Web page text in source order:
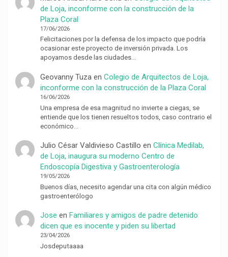
de Loja, inconforme con la construcción de la
Plaza Coral
17/06/2026
Felicitaciones por la defensa de los impacto que podría
ocasionar este proyecto de inversión privada. Los
apoyamos desde las ciudades…
Geovanny Tuzaen Colegio de Arquitectos de Loja,
inconforme con la construcción de la Plaza Coral
16/06/2026
Una empresa de esa magnitud no invierte a ciegas, se
entiende que los tienen resueltos todos, caso contrario el
económico…
Julio César Valdivieso Castillo en Clínica Medilab,
de Loja, inaugura su moderno Centro de
Endoscopía Digestiva y Gastroenterología
19/05/2026
Buenos días, necesito agendar una cita con algún médico
gastroenterólogo
Jose en Familiares y amigos de padre detenido
dicen que es inocente y piden su libertad
23/04/2026
Josdeputaaaa